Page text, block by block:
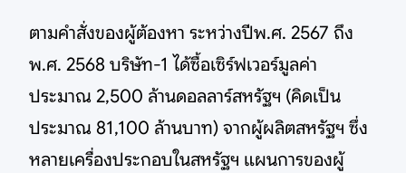
ตามคำสั่งของผู้ต้องหา ระหว่างปีพ.ศ. 2567 ถึง
พ.ศ. 2568 บริษัท-1 ได้ซื้อเซิร์ฟเวอร์มูลค่า
ประมาณ 2,500 ล้านดอลลาร์สหรัฐฯ (คิดเป็น
ประมาณ 81,100 ล้านบาท) จากผู้ผลิตสหรัฐฯ ซึ่ง
หลายเครื่องประกอบในสหรัฐฯ แผนการของผู้